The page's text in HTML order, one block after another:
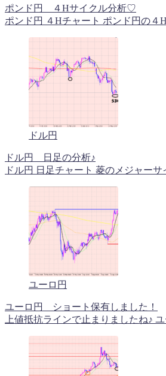
ポンド円 ４Hサイクル分析♡
ポンド円 ４Hチャート ポンド円の４
ドル円
ドル円 日足の分析♪
ドル円 日足チャート 菱のメジャー
ユーロ円
ユーロ円 ショート保有しました！
上値抵抗ラインで止まりましたね♪